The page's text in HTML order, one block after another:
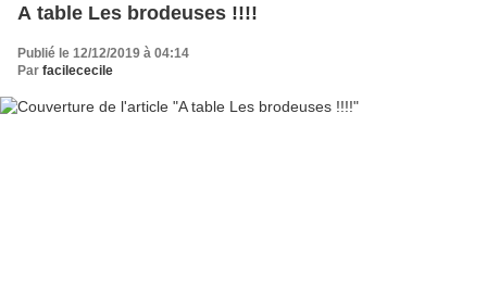
A table Les brodeuses !!!!
Publié le 12/12/2019 à 04:14
Par facilececile